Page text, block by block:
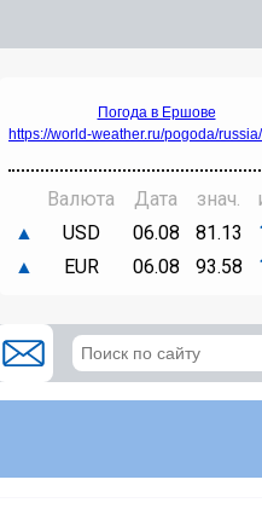
Погода в Ершове
https://world-weather.ru/pogoda/
Валюта Дата знач.
▲
USD 06.08 81.13
▲
EUR 06.08 93.58